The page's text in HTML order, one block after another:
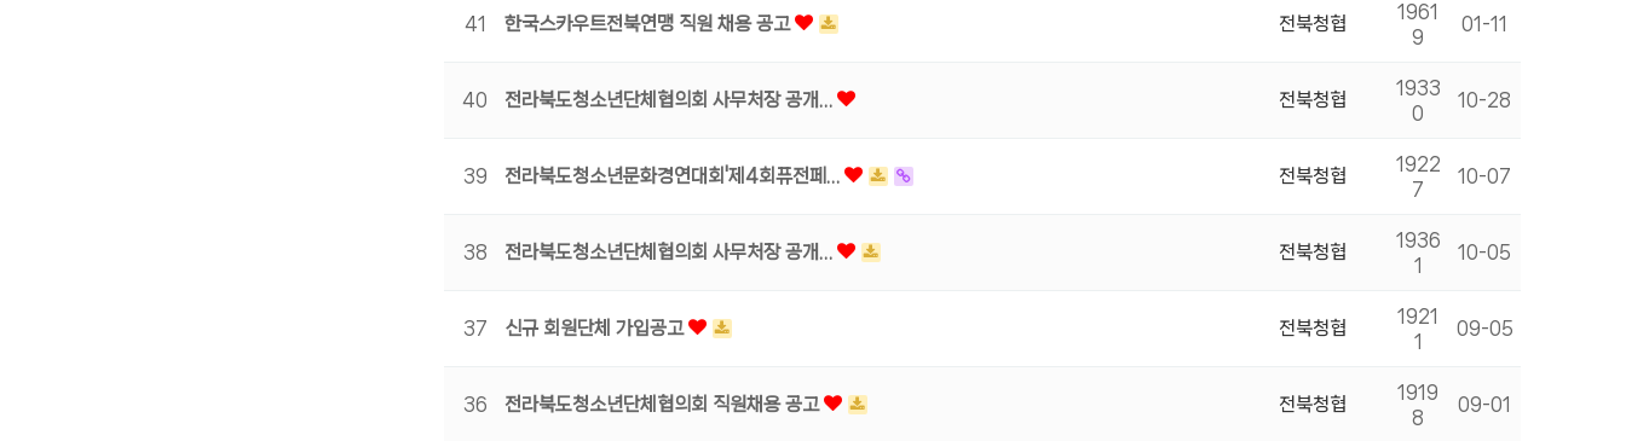
41 한국스카우트전북연맹 직원 채용 공고 전북청협
1961
9
01-11
40 전라북도청소년단체협의회 사무처장 공개… 전북청협
1933
0
10-28
39 전라북도청소년문화경연대회'제4회퓨전페… 전북청협
1922
7
10-07
38 전라북도청소년단체협의회 사무처장 공개… 전북청협
1936
1
10-05
37 신규 회원단체 가입공고 전북청협
1921
1
09-05
36 전라북도청소년단체협의회 직원채용 공고 전북청협
1919
8
09-01